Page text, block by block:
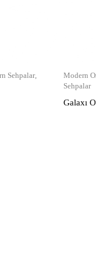
Sehpalar,
Modern
Sehpalar
Galaxı